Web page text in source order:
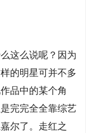
这么说呢？因为
的明星可并不多
品中的某个角
完完全全靠综艺
尔了。走红之